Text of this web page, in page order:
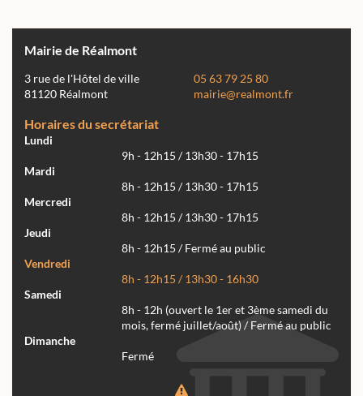
Mairie de Réalmont
3 rue de l'Hôtel de ville
81120 Réalmont
05 63 79 25 80
mairie@realmont.fr
Horaires du secrétariat
Lundi
9h - 12h15 / 13h30 - 17h15
Mardi
8h - 12h15 / 13h30 - 17h15
Mercredi
8h - 12h15 / 13h30 - 17h15
Jeudi
8h - 12h15 / Fermé au public
Vendredi
8h - 12h15 / 13h30 - 16h30
Samedi
8h - 12h (ouvert le 1er et 3ème samedi du
mois, fermé juillet/août) / Fermé au public
Dimanche
Fermé